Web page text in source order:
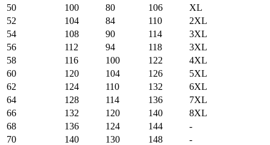
50
100 80 106
XL
52
104 84 110
2XL
54
108 90 114
3XL
56
112 94 118
3XL
58
116 100 122
4XL
60
120 104 126
5XL
62
124 110 132
6XL
64
128 114 136
7XL
66
132 120 140
8XL
68
136 124 144
-
70
140 130 148
-